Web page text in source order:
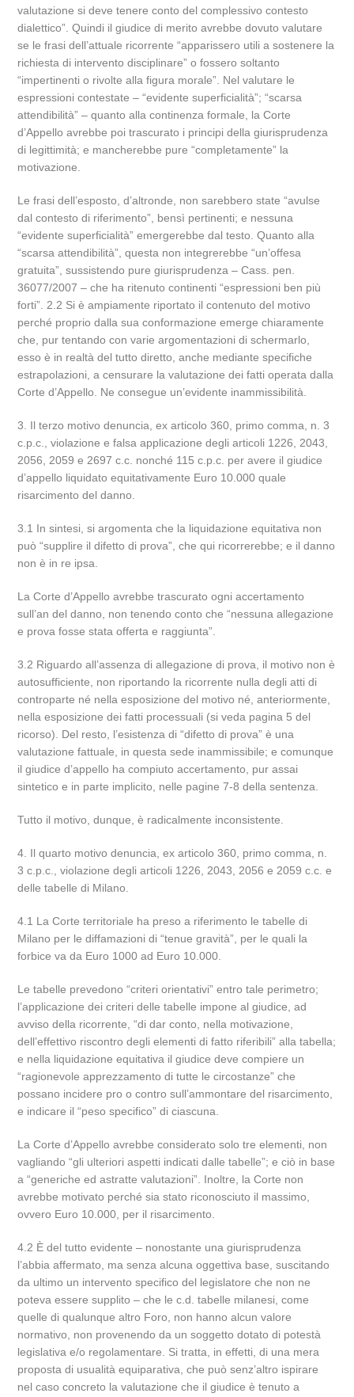
valutazione si deve tenere conto del complessivo contesto
dialettico”. Quindi il giudice di merito avrebbe dovuto valutare
se le frasi dell’attuale ricorrente “apparissero utili a sostenere la
richiesta di intervento disciplinare” o fossero soltanto
“impertinenti o rivolte alla figura morale”. Nel valutare le
espressioni contestate – “evidente superficialità”; “scarsa
attendibilità” – quanto alla continenza formale, la Corte
d’Appello avrebbe poi trascurato i principi della giurisprudenza
di legittimità; e mancherebbe pure “completamente” la
motivazione.
Le frasi dell’esposto, d’altronde, non sarebbero state “avulse
dal contesto di riferimento”, bensì pertinenti; e nessuna
“evidente superficialità” emergerebbe dal testo. Quanto alla
“scarsa attendibilità”, questa non integrerebbe “un’offesa
gratuita”, sussistendo pure giurisprudenza – Cass. pen.
36077/2007 – che ha ritenuto continenti “espressioni ben più
forti”. 2.2 Si è ampiamente riportato il contenuto del motivo
perché proprio dalla sua conformazione emerge chiaramente
che, pur tentando con varie argomentazioni di schermarlo,
esso è in realtà del tutto diretto, anche mediante specifiche
estrapolazioni, a censurare la valutazione dei fatti operata dalla
Corte d’Appello. Ne consegue un’evidente inammissibilità.
3. Il terzo motivo denuncia, ex articolo 360, primo comma, n. 3
c.p.c., violazione e falsa applicazione degli articoli 1226, 2043,
2056, 2059 e 2697 c.c. nonché 115 c.p.c. per avere il giudice
d’appello liquidato equitativamente Euro 10.000 quale
risarcimento del danno.
3.1 In sintesi, si argomenta che la liquidazione equitativa non
può “supplire il difetto di prova”, che qui ricorrerebbe; e il danno
non è in re ipsa.
La Corte d’Appello avrebbe trascurato ogni accertamento
sull’an del danno, non tenendo conto che “nessuna allegazione
e prova fosse stata offerta e raggiunta”.
3.2 Riguardo all’assenza di allegazione di prova, il motivo non è
autosufficiente, non riportando la ricorrente nulla degli atti di
controparte né nella esposizione del motivo né, anteriormente,
nella esposizione dei fatti processuali (si veda pagina 5 del
ricorso). Del resto, l’esistenza di “difetto di prova” è una
valutazione fattuale, in questa sede inammissibile; e comunque
il giudice d’appello ha compiuto accertamento, pur assai
sintetico e in parte implicito, nelle pagine 7-8 della sentenza.
Tutto il motivo, dunque, è radicalmente inconsistente.
4. Il quarto motivo denuncia, ex articolo 360, primo comma, n.
3 c.p.c., violazione degli articoli 1226, 2043, 2056 e 2059 c.c. e
delle tabelle di Milano.
4.1 La Corte territoriale ha preso a riferimento le tabelle di
Milano per le diffamazioni di “tenue gravità”, per le quali la
forbice va da Euro 1000 ad Euro 10.000.
Le tabelle prevedono “criteri orientativi” entro tale perimetro;
l’applicazione dei criteri delle tabelle impone al giudice, ad
avviso della ricorrente, “di dar conto, nella motivazione,
dell’effettivo riscontro degli elementi di fatto riferibili” alla tabella;
e nella liquidazione equitativa il giudice deve compiere un
“ragionevole apprezzamento di tutte le circostanze” che
possano incidere pro o contro sull’ammontare del risarcimento,
e indicare il “peso specifico” di ciascuna.
La Corte d’Appello avrebbe considerato solo tre elementi, non
vagliando “gli ulteriori aspetti indicati dalle tabelle”; e ciò in base
a “generiche ed astratte valutazioni”. Inoltre, la Corte non
avrebbe motivato perché sia stato riconosciuto il massimo,
ovvero Euro 10.000, per il risarcimento.
4.2 È del tutto evidente – nonostante una giurisprudenza
l’abbia affermato, ma senza alcuna oggettiva base, suscitando
da ultimo un intervento specifico del legislatore che non ne
poteva essere supplito – che le c.d. tabelle milanesi, come
quelle di qualunque altro Foro, non hanno alcun valore
normativo, non provenendo da un soggetto dotato di potestà
legislativa e/o regolamentare. Si tratta, in effetti, di una mera
proposta di usualità equiparativa, che può senz’altro ispirare
nel caso concreto la valutazione che il giudice è tenuto a